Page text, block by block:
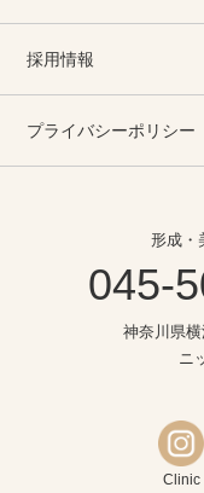
採用情報
プライバシーポリシー
形成・
045-
神奈川県
ニ
Clinic